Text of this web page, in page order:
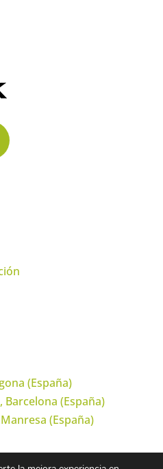
(España)
Barcelona (España)
(España)